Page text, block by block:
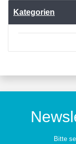
Kategorien
Bitte